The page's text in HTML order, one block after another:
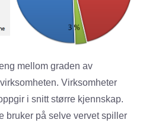
mellom graden av
Virksomheter
i snitt større kjennskap.
bruker på selve vervet spiller